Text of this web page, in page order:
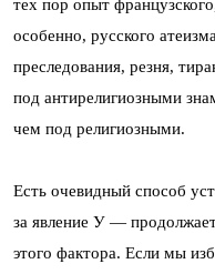
тех пор опыт
особенно, русского
преследования, резня,
под антирелигиозными
чем под религиозными.
Есть очевидный способ
за явление У —
этого фактора. Если мы